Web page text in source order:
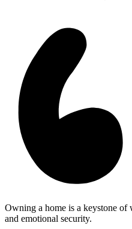
Owning a home is a keystone
and emotional security.